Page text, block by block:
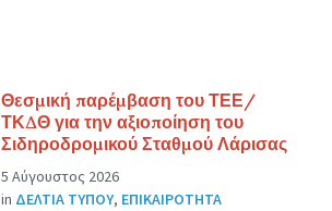
Θεσμική παρέμβαση του ΤΕΕ/
ΤΚΔΘ για την αξιοποίηση του
Σιδηροδρομικού Σταθμού Λάρισας
5 Αύγουστος 2026
in ΔΕΛΤΙΑ ΤΥΠΟΥ, ΕΠΙΚΑΙΡΟΤΗΤΑ